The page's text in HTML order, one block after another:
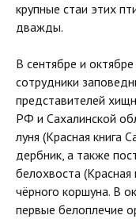
крупные стаи этих
дважды.
В сентябре и
сотрудники
представителей
РФ и Сахалинской
луня (Красная книга
дербник, а также
белохвоста
чёрного коршуна. В
первые белоплечие